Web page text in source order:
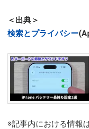
＜出典＞
検索とプライバシー
※記事内における情報